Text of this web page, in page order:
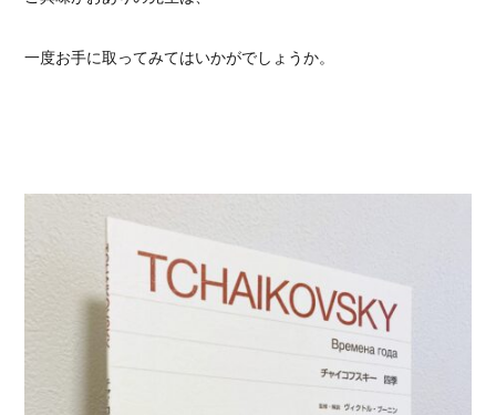
一度お手に取ってみてはいかがでしょうか。